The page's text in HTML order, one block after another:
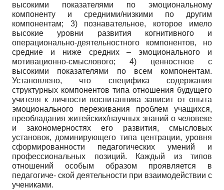
высокими показателями по эмоциональному
компоненту и средними/низкими по другим
компонентам; 3) познавательное, которое имело
высокие уровни развития когнитивного и
операционально-деятельностного компонентов, но
средние и ниже средних – эмоционального и
мотивационно-смыслового; 4) ценностное с
высокими показателями по всем компонентам.
Установлено, что специфика содержания
структурных компонентов типа отношения будущего
учителя к личности воспитанника зависит от опыта
эмоционального переживания проблем учащихся,
преобладания житейских/научных знаний о человеке
и закономерностях его развития, смысловых
установок, доминирующего типа центрации, уровня
сформированности педагогических умений и
профессиональных позиций. Каждый из типов
отношений особым образом проявляется в
педагогиче- ской деятельности при взаимодействии с
учениками.